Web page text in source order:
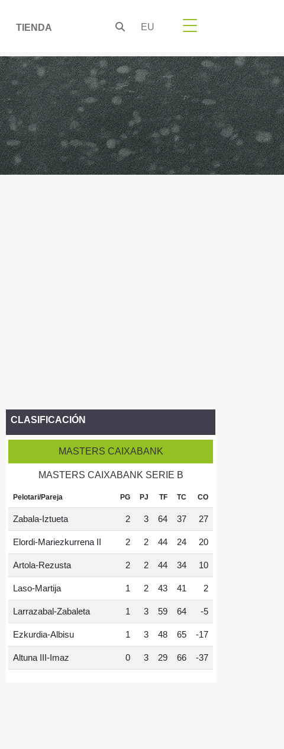
TIENDA EU
CLASIFICACIÓN
MASTERS CAIXABANK
MASTERS CAIXABANK SERIE B
Pelotari/Pareja PG PJ TF TC CO
Zabala-Iztueta 2 3 64 37 27
Elordi-Mariezkurrena II 2 2 44 24 20
Artola-Rezusta 2 2 44 34 10
Laso-Martija 1 2 43 41 2
Larrazabal-Zabaleta 1 3 59 64 -5
Ezkurdia-Albisu 1 3 48 65 -17
Altuna III-Imaz 0 3 29 66 -37